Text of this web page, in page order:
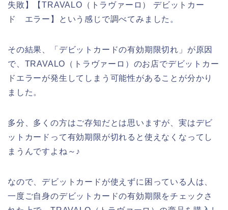
失敗】【TRAVALO（トラヴァーロ） デビットカー
ド エラー】という感じで調べてみました。
その結果、「デビットカードの有効期限切れ」が原因
で、TRAVALO（トラヴァーロ）のお店でデビットカー
ドエラーが発生してしまう可能性があることが分かり
ました。
多分、多くの方はご存知だとは思いますが、実はデビ
ットカードって有効期限が切れると使えなくなってし
まうんですよね～♪
なので、デビットカードが使えずに困っている人は、
一度ご自身のデビットカードの有効期限をチェックさ